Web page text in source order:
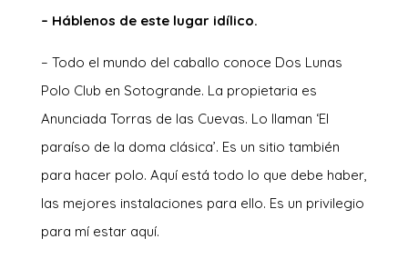
– Háblenos de este lugar idílico.
– Todo el mundo del caballo conoce Dos Lunas
Polo Club en Sotogrande. La propietaria es
Anunciada Torras de las Cuevas. Lo llaman ‘El
paraíso de la doma clásica’. Es un sitio también
para hacer polo. Aquí está todo lo que debe haber,
las mejores instalaciones para ello. Es un privilegio
para mí estar aquí.